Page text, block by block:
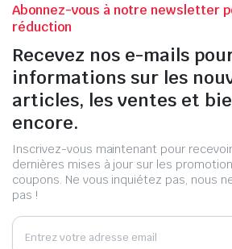
Abonnez-vous à notre newsletter
réduction
Recevez nos e-mails
informations sur les
articles, les ventes et
encore.
Inscrivez-vous maintenant pour
dernières mises à jour sur les
coupons. Ne vous inquiétez pas, nous
pas !